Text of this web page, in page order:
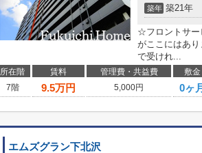
築年 築21年
☆フロントサー
がここにはあ
で受けれ...
所在階 賃料 管理費・共益費 敷金
7階
9.5万円 5,000円 0ヶ月
エムズグラン下北沢